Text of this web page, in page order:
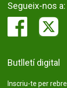
Segueix-nos a:
Butlletí digital
Inscriu-te per